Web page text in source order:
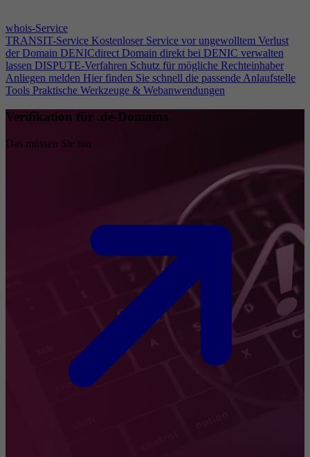
whois-Service
TRANSIT-Service Kostenloser Service vor ungewolltem Verlust
der Domain DENICdirect Domain direkt bei DENIC verwalten
lassen DISPUTE-Verfahren Schutz für mögliche Rechteinhaber
Anliegen melden Hier finden Sie schnell die passende Anlaufstelle
Tools Praktische Werkzeuge & Webanwendungen
Verifikation für .de-Domains
Das müssen Sie tun